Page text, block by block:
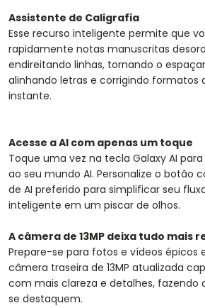
Assistente de Caligrafia
Esse recurso inteligente permite que
rapidamente notas manuscritas
endireitando linhas, tornando o
alinhando letras e corrigindo formatos
instante.
Acesse a AI com apenas um toque
Toque uma vez na tecla Galaxy AI
ao seu mundo AI. Personalize o botão
de AI preferido para simplificar seu
inteligente em um piscar de olhos.
A câmera de 13MP deixa tudo mais
Prepare-se para fotos e vídeos épicos
câmera traseira de 13MP atualizada
com mais clareza e detalhes, fazendo
se destaquem.